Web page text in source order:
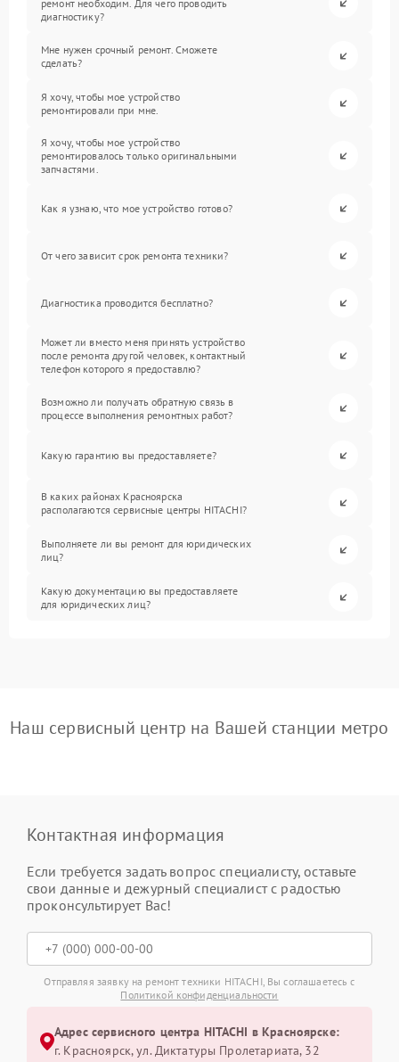
ремонт необходим. Для чего проводить
диагностику?
Мне нужен срочный ремонт. Сможете
сделать?
Я хочу, чтобы мое устройство
ремонтировали при мне.
Я хочу, чтобы мое устройство
ремонтировалось только оригинальными
запчастями.
Как я узнаю, что мое устройство готово?
От чего зависит срок ремонта техники?
Диагностика проводится бесплатно?
Может ли вместо меня принять устройство
после ремонта другой человек, контактный
телефон которого я предоставлю?
Возможно ли получать обратную связь в
процессе выполнения ремонтных работ?
Какую гарантию вы предоставляете?
В каких районах Красноярска
располагаются сервисные центры HITACHI?
Выполняете ли вы ремонт для юридических
лиц?
Какую документацию вы предоставляете
для юридических лиц?
Наш сервисный центр на Вашей станции метро
Контактная информация
Если требуется задать вопрос специалисту, оставьте
свои данные и дежурный специалист с радостью
проконсультирует Вас!
Отправляя заявку на ремонт техники HITACHI, Вы соглашаетесь с
Политикой конфиденциальности
Адрес сервисного центра HITACHI в Красноярске:
г. Красноярск, ул. Диктатуры Пролетариата, 32